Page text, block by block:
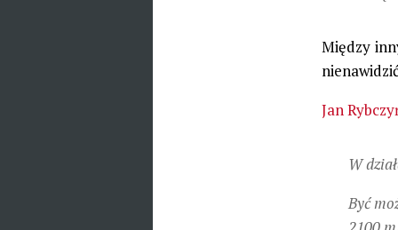
Między
Jan
W
Być